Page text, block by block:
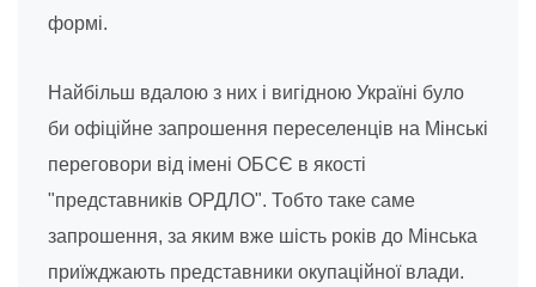
формі.
Найбільш вдалою з них і вигідною Україні було
би офіційне запрошення переселенців на Мінські
переговори від імені ОБСЄ в якості
"представників ОРДЛО". Тобто таке саме
запрошення, за яким вже шість років до Мінська
приїжджають представники окупаційної влади.